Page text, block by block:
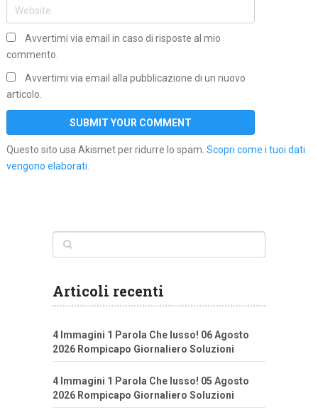
Avvertimi via email in caso di risposte al mio
commento.
Avvertimi via email alla pubblicazione di un nuovo
articolo.
Questo sito usa Akismet per ridurre lo spam. Scopri come i tuoi dati
vengono elaborati.
Articoli recenti
4 Immagini 1 Parola Che lusso! 06 Agosto
2026 Rompicapo Giornaliero Soluzioni
4 Immagini 1 Parola Che lusso! 05 Agosto
2026 Rompicapo Giornaliero Soluzioni